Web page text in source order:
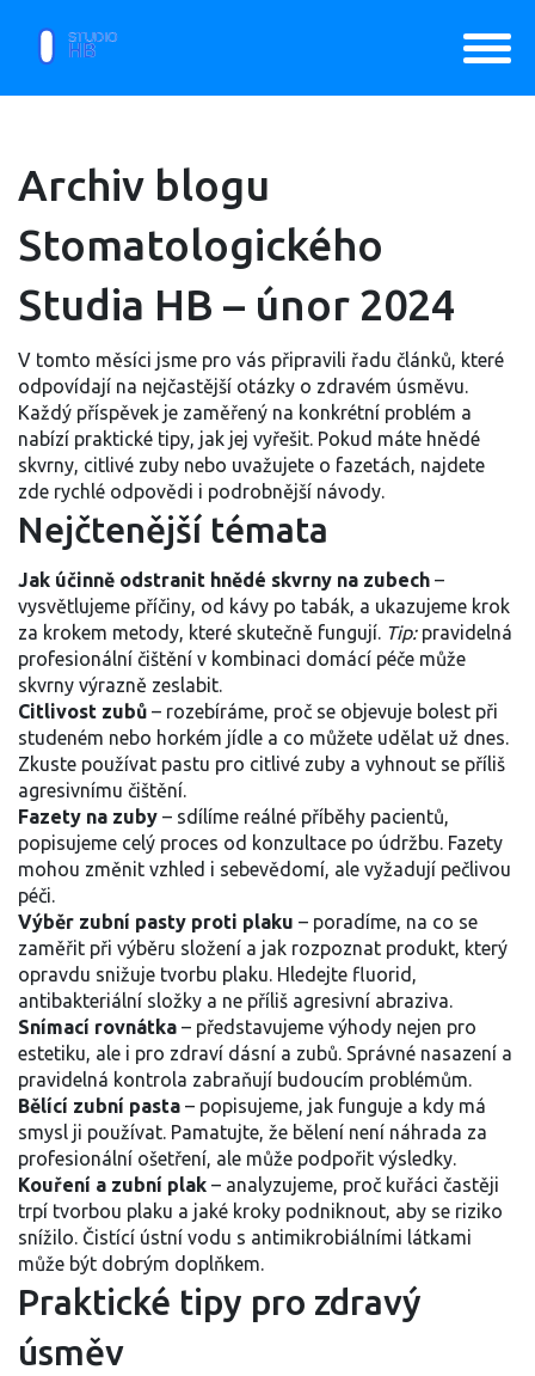
Archiv blogu
Stomatologického
Studia HB – únor 2024
V tomto měsíci jsme pro vás připravili řadu článků, které
odpovídají na nejčastější otázky o zdravém úsměvu.
Každý příspěvek je zaměřený na konkrétní problém a
nabízí praktické tipy, jak jej vyřešit. Pokud máte hnědé
skvrny, citlivé zuby nebo uvažujete o fazetách, najdete
zde rychlé odpovědi i podrobnější návody.
Nejčtenější témata
Jak účinně odstranit hnědé skvrny na zubech –
vysvětlujeme příčiny, od kávy po tabák, a ukazujeme krok
za krokem metody, které skutečně fungují. Tip:pravidelná
profesionální čištění v kombinaci domácí péče může
skvrny výrazně zeslabit.
Citlivost zubů – rozebíráme, proč se objevuje bolest při
studeném nebo horkém jídle a co můžete udělat už dnes.
Zkuste používat pastu pro citlivé zuby a vyhnout se příliš
agresivnímu čištění.
Fazety na zuby – sdílíme reálné příběhy pacientů,
popisujeme celý proces od konzultace po údržbu. Fazety
mohou změnit vzhled i sebevědomí, ale vyžadují pečlivou
péči.
Výběr zubní pasty proti plaku – poradíme, na co se
zaměřit při výběru složení a jak rozpoznat produkt, který
opravdu snižuje tvorbu plaku. Hledejte fluorid,
antibakteriální složky a ne příliš agresivní abraziva.
Snímací rovnátka – představujeme výhody nejen pro
estetiku, ale i pro zdraví dásní a zubů. Správné nasazení a
pravidelná kontrola zabraňují budoucím problémům.
Bělící zubní pasta – popisujeme, jak funguje a kdy má
smysl ji používat. Pamatujte, že bělení není náhrada za
profesionální ošetření, ale může podpořit výsledky.
Kouření a zubní plak – analyzujeme, proč kuřáci častěji
trpí tvorbou plaku a jaké kroky podniknout, aby se riziko
snížilo. Čistící ústní vodu s antimikrobiálními látkami
může být dobrým doplňkem.
Praktické tipy pro zdravý
úsměv